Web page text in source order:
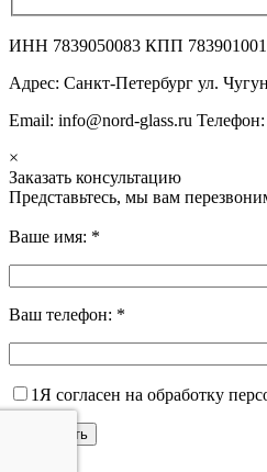
ИНН 7839050083 КПП
Адрес: Санкт-Петербург ул.
Email: info@nord-glass.ru
×
Заказать консультацию
Представьтесь, мы вам
Ваше имя: *
Ваш телефон: *
1 Я согласен на обработку